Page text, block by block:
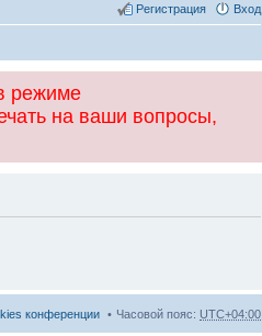
Вход
Регистрация
режиме
на ваши вопросы,
Часовой пояс: UTC+04:00
конференции